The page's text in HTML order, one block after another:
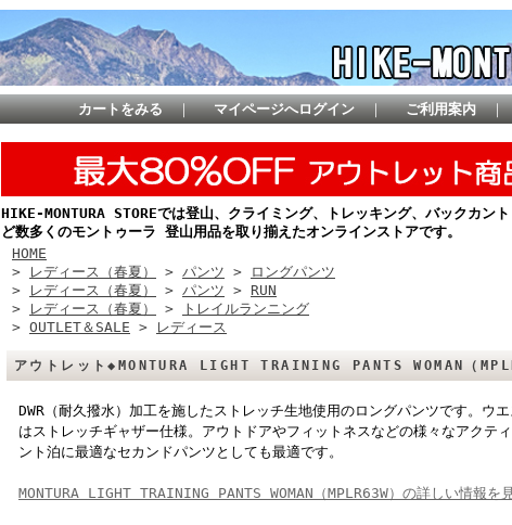
カートをみる ｜ マイページへログイン ｜ ご利用案内 ｜
HIKE-MONTURA STOREでは登山、クライミング、トレッキング、バックカン
ど数多くのモントゥーラ 登山用品を取り揃えたオンラインストアです。
HOME
>
レディース（春夏） > パンツ >
ロングパンツ
>
レディース（春夏） > パンツ > RUN
>
レディース（春夏） >
トレイルランニング
> OUTLET＆SALE > レディース
アウトレット◆MONTURA LIGHT TRAINING PANTS WOMAN（
DWR（耐久撥水）加工を施したストレッチ生地使用のロングパンツです。ウ
はストレッチギャザー仕様。アウトドアやフィットネスなどの様々なアクテ
ント泊に最適なセカンドパンツとしても最適です。
MONTURA LIGHT TRAINING PANTS WOMAN（MPLR63W）の詳しい情報を